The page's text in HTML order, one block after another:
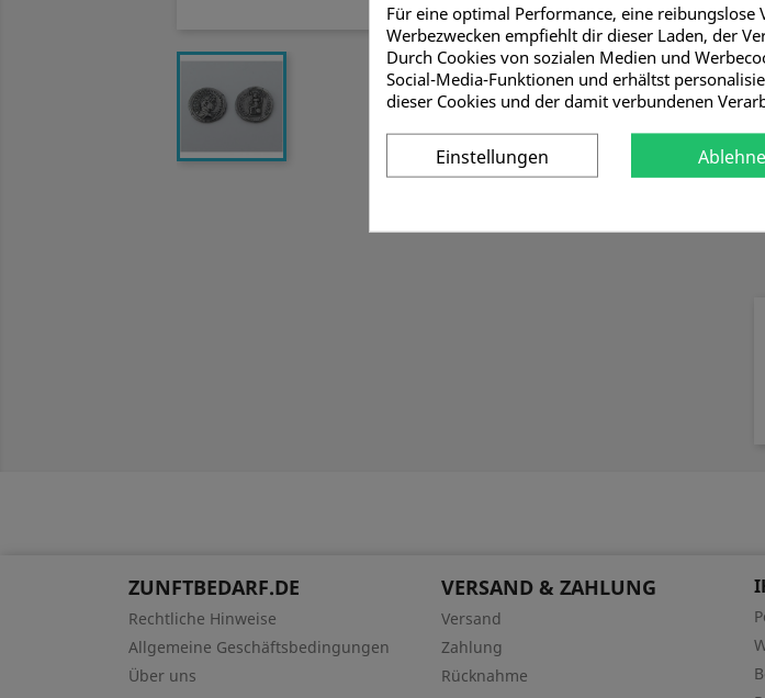
ZUNFTBEDARF.DE
Rechtliche Hinweise
Allgemeine Geschäftsbedingungen
Über uns
VERSAND & ZAHLUNG
Versand
Zahlung
Rücknahme
Für eine optimal Performance, eine
Werbezwecken empfiehlt dir dieser Laden, der
Durch Cookies von sozialen Medien und
Social-Media-Funktionen und erhältst
dieser Cookies und der damit verbundenen
Einstellungen